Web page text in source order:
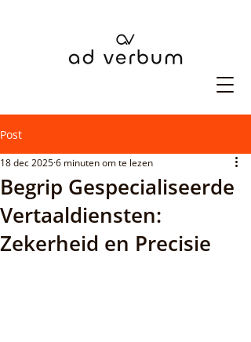
Post
Begrip Gespecialiseerde
Vertaaldiensten:
Zekerheid en Precisie
18 dec 20256 minuten om te lezen